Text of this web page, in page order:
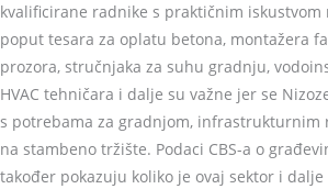
kvalificirane radnike s praktičnim iskustvom
poput tesara za oplatu betona, montažera
prozora, stručnjaka za suhu gradnju,
HVAC tehničara i dalje su važne jer se
s potrebama za gradnjom, infrastrukturnim
na stambeno tržište. Podaci CBS-a o
također pokazuju koliko je ovaj sektor i